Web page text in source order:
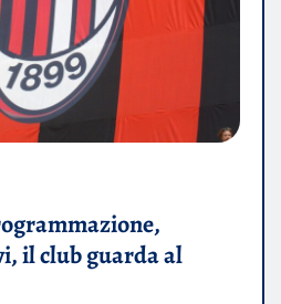
il club guarda al